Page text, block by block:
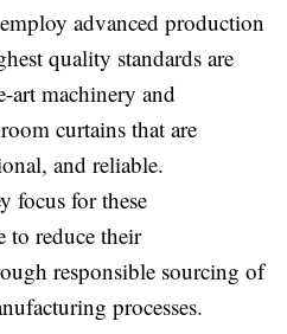
advanced production
quality standards are
art machinery and
curtains that are
and reliable.
focus for these
to reduce their
responsible sourcing of
processes.